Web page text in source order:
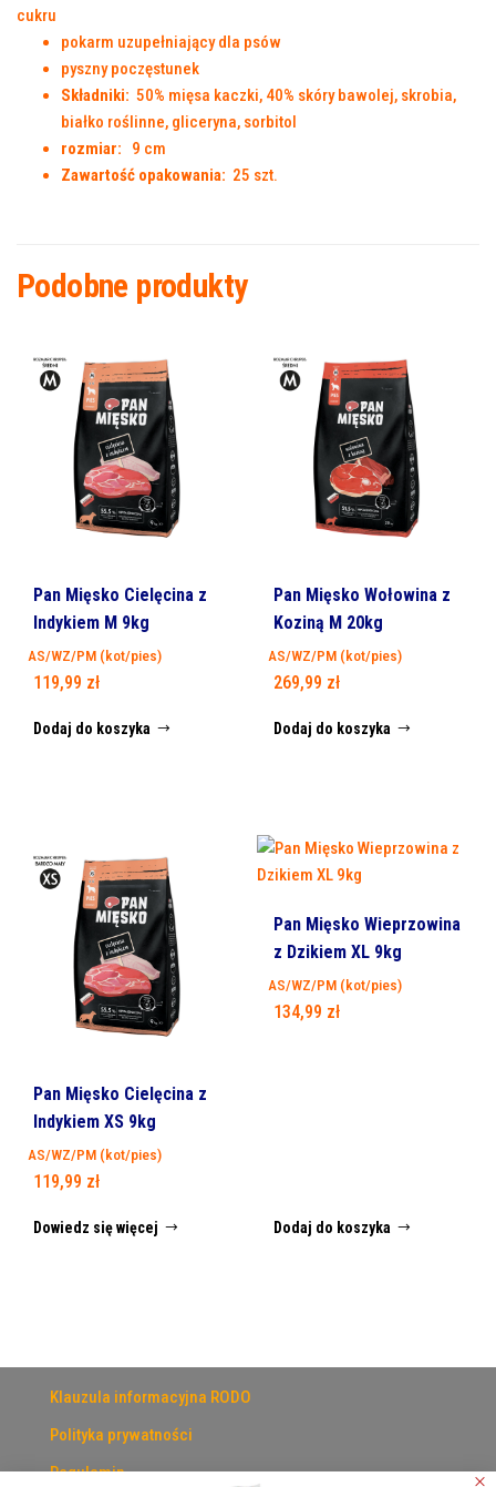
pokarm uzupełniający dla psów
pyszny poczęstunek
Składniki: 50% mięsa kaczki, 40% skóry bawolej, skrobia,
białko roślinne, gliceryna, sorbitol
rozmiar: 9 cm
Zawartość opakowania: 25 szt.
Podobne produkty
Pan Mięsko Cielęcina z
Indykiem M 9kg
AS/WZ/PM (kot/pies)
119,99 zł
Dodaj do koszyka
Pan Mięsko Wołowina z
Koziną M 20kg
AS/WZ/PM (kot/pies)
269,99 zł
Dodaj do koszyka
Pan Mięsko Cielęcina z
Indykiem XS 9kg
AS/WZ/PM (kot/pies)
119,99 zł
Dowiedz się więcej
Pan Mięsko Wieprzowina
z Dzikiem XL 9kg
AS/WZ/PM (kot/pies)
134,99 zł
Dodaj do koszyka
Klauzula informacyjna RODO
Polityka prywatności
Regulamin